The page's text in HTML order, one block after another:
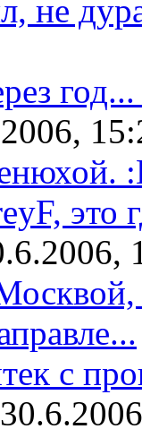
не
это
с